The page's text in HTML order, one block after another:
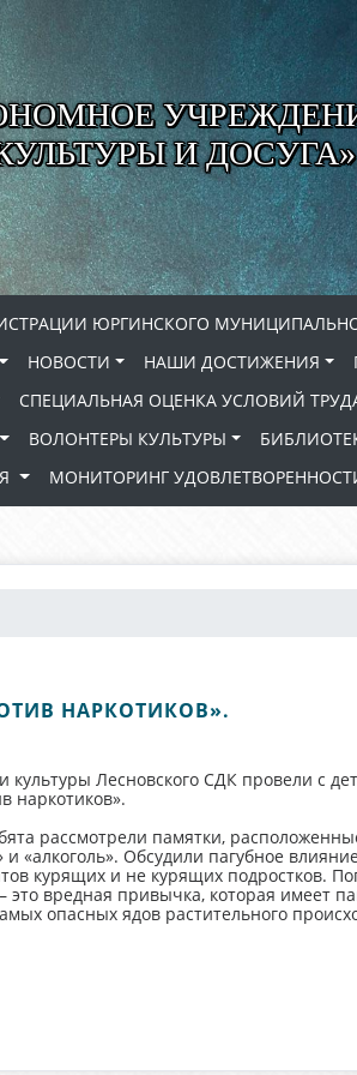
И ДОСУГА»
ЮРГИНСКОГО
НОВОСТИ НАШИ ДОСТИЖЕНИЯ
СПЕЦИАЛЬНАЯ ОЦЕНКА УСЛОВИЙ
ВОЛОНТЕРЫ КУЛЬТУРЫ
МОНИТОРИНГ
НАРКОТИКОВ».
культуры Лесновского СДК провели с
наркотиков».
рассмотрели памятки,
и «алкоголь». Обсудили пагубное
курящих и не курящих подростков.
вредная привычка, которая имеет
опасных ядов растительного